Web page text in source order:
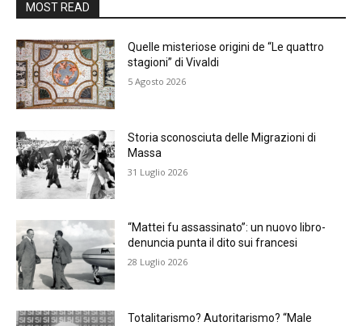
MOST READ
Quelle misteriose origini de “Le quattro
stagioni” di Vivaldi
5 Agosto 2026
Storia sconosciuta delle Migrazioni di
Massa
31 Luglio 2026
“Mattei fu assassinato”: un nuovo libro-
denuncia punta il dito sui francesi
28 Luglio 2026
Totalitarismo? Autoritarismo? “Male